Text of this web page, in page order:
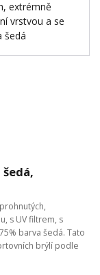
s UV filtrem, s
barva šedá. Tato
brýlí podle